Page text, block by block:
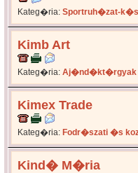
Kateg�ria: Sportruh�zat-
Kimb Art
Kateg�ria: Aj�nd�kt�rgyak
Kimex Trade
Kateg�ria: Fodr�szati �s
Kind� M�ria